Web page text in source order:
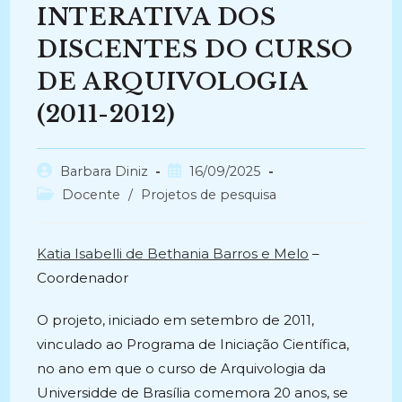
INTERATIVA DOS
DISCENTES DO CURSO
DE ARQUIVOLOGIA
(2011-2012)
Autor
do
Barbara Diniz
Post
publicado:
16/09/2025
Categoria
Docente / Projetos de pesquisa
Katia Isabelli de Bethania Barros e Melo –
Coordenador
O projeto, iniciado em setembro de 2011,
vinculado ao Programa de Iniciação Científica,
no ano em que o curso de Arquivologia da
Universidde de Brasília comemora 20 anos, se